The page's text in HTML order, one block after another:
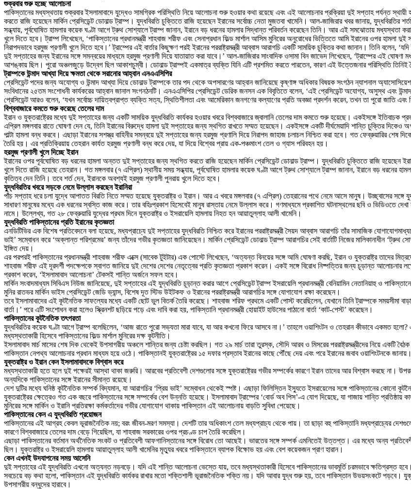
শুক্রবার শুরু হচ্ছে আলোচনা
পাকিস্তানের মধ্যস্থতায় শুক্রবার ইসলামাবাদে যুদ্ধেও সামগ্রিক পরিস্থিতি নিয়ে আলোচনা শুরু হওয়ার কথা রয়েছে এবং এই আলোচনার প্রক্রিয়া দুই সপ্তাহ পর্যন্ত
করতে রাজি হয়েছেন মার্কিন প্রেসিডেন্ট ডোনাল্ড ট্রাম্প। যুদ্ধবিরতি চুক্তিতে রাজি হয়েছেন ইরানের সর্বোচ্চ নেতা মুজতবা খামেনি। আল-জাজিরার খবর জানায়, যুদ্ধবিরতির
সন্ধ্যায়, পূর্বঘোষিত হামলার কয়েক ঘণ্টা আগে ট্রুথ সোশ্যালে ট্রাম্প জানান, ইরানে বড় ধরনের হামলার সিদ্ধান্ত পরিবর্তন করেছেন তিনি। আর এই সমঝোতায় মধ্যস্থতা
খুলে দিতে হবে। ট্রাম্প লিখেছেন, ‘পাকিস্তানের প্রধানমন্ত্রী শাহবাজ শরীফ এবং সেনাপ্রধান ফিল্ড মার্শাল আসিম মুনিরের অনুরোধের ভিত্তিতে আমি ইরানের ওপর
নিরাপদভাবে হরমুজ প্রণালী খুলে দিতে হবে।’ ট্রাম্পের এই বার্তার কিছুক্ষণ পরই ইরানের পররাষ্ট্রমন্ত্রী আব্বাস আরাগচি একটি সাময়িক চুক্তির কথা জানান। তিনি বলেন,
দুই সপ্তাহের জন্য ইরানের সঙ্গে সমন্বয়ের মাধ্যমে হরমুজ প্রণালী দিয়ে যাতায়াত করা যাবে।’ আল-জাজিরার সাংবাদিক ওসামা বিন জাভেদ লিখেছেন, ‘ট্রাম্পের এই ঘোষণা
আশঙ্কায় ছিল। পুরো অঞ্চলজুড়ে উদ্বেগ ছিল আকাশচুম্বী। ডোনাল্ড ট্রাম্পই একমাত্র ব্যক্তি যিনি এটি প্রশমিত করতে পারতেন, কারণ এই উত্তেজনার পরিস্থিতি তিনিই
ট্রাম্পকে উন্মাদ আখ্যা দিয়ে ক্ষমতা থেকে সরানোর আহ্বান এনএএসিপির
প্রেসিডেন্ট পদের জন্য অযোগ্য ও উন্মাদ আখ্যা দিয়ে ডোনাল্ড ট্রাম্পকে তার পদ থেকে অপসারণের আহ্বান জানিয়েছে কৃষ্ণাঙ্গ অধিকার বিষয়ক সংগঠন ন্যাশনাল
সংবিধানের ২৫তম সংশোধনী কার্যকরের আহ্বান জানাল সংগনঠনটি। এনএএসিপির প্রেসিডেন্ট ডেরিক জনসন এক বিবৃতিতে বলেন, ‘এই প্রেসিডেন্ট অযোগ্য, অসুস্থ
প্রেসিডেন্ট আরও বলেন, ‘যখন সর্বোচ্চ দায়িত্বপ্রাপ্ত ব্যক্তি সত্য, স্থিতিশীলতা এবং আমেরিকান জনগণের কল্যাণের প্রতি অবজ্ঞা প্রদর্শন করেন, তখন তা পুরো জাতি
বিশ্ববাজারে কমতে শুরু করেছে তেলের দাম
ইরান ও যুক্তরাষ্ট্রের মধ্যে দুই সপ্তাহের জন্য একটি সাময়িক যুদ্ধবিরতি কার্যকর হওয়ার খবরে বিশ্ববাজারে জ্বালানি তেলের দাম কমতে শুরু হয়েছে। একইসঙ্গে ইতিবাচক
এপ্রিল মঙ্গলবার রাতে ঘোষণা দেন যে, তিনি ইরানের বিরুদ্ধে হামলা দুই সপ্তাহের জন্য স্থগিত রাখতে সম্মত হয়েছেন। একইসঙ্গে একটি দীর্ঘমেয়াদি শান্তি চুক্তির
পাল্টা হামলা বন্ধ করবে। এছাড়া ইরানের সশস্ত্র বাহিনীর সমন্বয়ে দুই সপ্তাহের জন্য হরমুজ প্রণালি দিয়ে নিরাপদ জাহাজ চলাচল নিশ্চিত করা হবে। গত ফেব্রুয়ারির শেষ
তৈরি হয়। এর প্রতিক্রিয়ায় তেহরান কার্যত হরমুজ প্রণালী বন্ধ করে দেয়, যা দিয়ে বিশ্বের প্রায় এক-পঞ্চমাংশ তেল ও গ্যাস পরিবহন হয়।
হরমুজ প্রণালী খুলে দিচ্ছে ইরান
ইরানের ওপর পূর্বঘোষিত বড় ধরনের হামলা অন্তত দুই সপ্তাহের জন্য স্থগিত করতে রাজি হয়েছেন মার্কিন প্রেসিডেন্ট ডোনাল্ড ট্রাম্প। যুদ্ধবিরতি চুক্তিতে রাজি হয়েছেন
খুলে দিতে রাজি হয়েছে তেহরান। গত মঙ্গলবার (৭ এপ্রিল) স্থানীয় সময় সন্ধ্যায়, পূর্বঘোষিত হামলার কয়েক ঘণ্টা আগে ট্রুথ সোশ্যালে ট্রাম্প জানান, ইরানে বড় ধরনের
কৃতিত্ব দেন তিনি। তবে শর্ত দেন, ইরানকে অবশ্যই হরমুজ প্রণালী পুনরায় খুলে দিতে হবে।
যুদ্ধবিরতির খবরে সড়কে নেমে উল্লাস করছেন ইরানিরা
পাঁচ সপ্তাহ ধরে চলা যুদ্ধে আপাতত বিরতি নিতে সম্মত হয়েছে যুক্তরাষ্ট্র ও ইরান। আর এ খবরে মঙ্গলবার (৭ এপ্রিল) তেহরানের পথে নেমে আসে মানুষ। উচ্ছ্বাসের সঙ্গে
সাধারণ মানুষের মধ্যে এক ধরনের স্বস্তি কাজ করে। তার বহিঃপ্রকাশ হিসেবেই মানুষ রাস্তায় নেমে উল্লাস করে। গণমাধ্যমে প্রকাশিত ঘটনাস্থলের ছবি ও ভিডিওতে
নামে। উল্লেখ্য, গত ২৮ ফেব্রুয়ারি যুদ্ধের প্রথম দিনে যুক্তরাষ্ট্র ও ইসরায়েলি হামলায় নিহত হন আয়াতুল্লাহ আলী খামেনি।
যুদ্ধবিরতি পাকিস্তানের প্রতি ইরানের কৃতজ্ঞতা
এনডিটিভির এক বিশেষ প্রতিবেদনে বলা হয়েছে, মধ্যপ্রাচ্যে দুই সপ্তাহের যুদ্ধবিরতি নিশ্চিত করে ইরানের পররাষ্ট্রমন্ত্রী সৈয়দ আব্বাস আরাগচি তাঁর সামাজিক
ভাই’ সম্বোধন করে ‘অক্লান্ত পরিশ্রমের’ জন্য তাঁদের গভীর কৃতজ্ঞতা জানিয়েছেন। মার্কিন প্রেসিডেন্ট ডোনাল্ড ট্রাম্প আরাগচির সেই বার্তাটি নিজের মালিকানাধীন ‘ট্রুথ
ইঙ্গিত দেয়।
এর পরপরই পাকিস্তানের প্রধানমন্ত্রী শাহবাজ শরীফ এক্সে (সাবেক টুইটার) এক পোস্টে লিখেছেন, ‘অত্যন্ত বিনয়ের সঙ্গে আমি ঘোষণা করছি, ইরান ও যুক্তরাষ্ট্র তাদের
শাহবাজ শরীফ এই দূরদর্শী পদক্ষেপকে স্বাগত জানিয়ে দুই দেশের দেশের নেতৃত্বের প্রতি কৃতজ্ঞতা প্রকাশ করেন। একই সঙ্গে বিরোধ নিষ্পত্তির জন্য চূড়ান্ত আলোচনার
প্রকাশ করেন, ‘ইসলামাবাদ আলোচনা’ টেকসই শান্তি অর্জনে সফল হবে।
মার্কিন সংবাদমাধ্যম সিবিএস নিউজ জানিয়েছে, দুই সপ্তাহের এই যুদ্ধবিরতি চূড়ান্ত করার আগে প্রেসিডেন্ট ট্রাম্প ইসরায়েলি প্রধানমন্ত্রী বেনিয়ামিন নেতানিয়াহু ও
মুনির রাতভর মার্কিন ভাইস প্রেসিডেন্ট জেডি ভ্যান্স, বিশেষ দূত স্টিভ উইটকফ ও ইরানের পররাষ্ট্রমন্ত্রী আরাগচির সঙ্গে যোগাযোগ রক্ষা করেছেন।
তবে ইসলামাবাদের এই কূটনৈতিক সাফল্যের মধ্যে একটি ছোট ভুল বিতর্ক তৈরি করেছে। শাহবাজ শরিফ প্রথমে একটি পোস্ট করেছিলেন, যেখানে তিনি ট্রাম্পকে সময়সীমা
বার্তা।’ পরে এটি সংশোধন করা হলেও স্ক্রিনশট ছড়িয়ে পড়ে এবং দাবি করা হয়, পাকিস্তানি প্রধানমন্ত্রী হোয়াইট হাউসের পাঠানো বার্তা ‘কাট-পেস্ট’ করেছেন।
পাকিস্তানের কূটনৈতিক তৎপরতা
যুদ্ধবিরতির কয়েক ঘণ্টা আগে ট্রাম্প বলেছিলেন, ‘আজ রাতে পুরো সভ্যতা মারা যাবে, যা আর কখনো ফিরে আসবে না।’ তাহলে ওয়াশিংটন ও তেহরান কীভাবে একমত হলো? এর
মধ্যস্থতাকারী হিসেবে পাকিস্তানের ফিল্ড মার্শাল মুনিরের দক্ষ কূটনীতি।
ইসলামাবাদ মার্চ মাসের শেষ দিক থেকেই উপসাগরীয় অঞ্চলে শান্তির জন্য চেষ্টা করছিল। গত ২৯ মার্চ তারা তুরস্ক, সৌদি আরব ও মিসরের পররাষ্ট্রমন্ত্রীদের নিয়ে
পাকিস্তান নেপথ্য আলোচনার প্রধান মাধ্যম হয়ে ওঠে। পাকিস্তানই যুক্তরাষ্ট্রের ১৫ দফার প্রস্তাব ইরানের কাছে পৌঁছে দেয় এবং পরে ইরানের জবাব ওয়াশিংটনকে জানায়।
যুক্তরাষ্ট্র ও ইরান কেন ইসলামাবাদকে বিশ্বাস করে
মধ্যস্থতাকারী হতে হলে দুই পক্ষেরই আস্থা থাকা জরুরি। আরবের প্রতিবেশী দেশগুলোর সঙ্গে যুক্তরাষ্ট্রের গভীর সম্পর্কের কারণে ইরান তাদের আর বিশ্বাস করছে না।
অন্যদিকে পাকিস্তানের সঙ্গে ইরানের সীমান্ত রয়েছে।
দেশ দুটির মধ্যে ঘনিষ্ঠ কূটনৈতিক সম্পর্ক বিদ্যমান, যা আরাগচির ‘প্রিয় ভাই’ সম্বোধন থেকেই স্পষ্ট। এছাড়া ফিলিস্তিন ইস্যুতে ইসরায়েলের সঙ্গে পাকিস্তানের কোনো
যুক্তরাষ্ট্রের ক্ষেত্রেও গত এক বছরে পাকিস্তানের সঙ্গে সম্পর্কের বেশ উন্নতি হয়েছে। ইসলামাবাদ ট্রাম্পের ‘বোর্ড অব পিস’-এ যোগ দিয়েছে, যা গাজায় শান্তি
মুনিরের সঙ্গে মার্কিন ও ইরানি প্রতিরক্ষা কর্মকর্তাদের গভীর যোগাযোগ থাকায় পাকিস্তান এই আলোচনায় বাড়তি সুবিধা পেয়েছে।
পাকিস্তানের কেন এ যুদ্ধবিরতি প্রয়োজন
পাকিস্তানের এই আগ্রহ কেবল ভূরাজনৈতিক নয়; বরং জীবন-মরণ সমস্যা। দেশটি তার অধিকাংশ তেল মধ্যপ্রাচ্য থেকে পায়। তা ছাড়া বহু পাকিস্তানি মধ্যপ্রাচ্যের
কারণে বিশ্ববাজারে তেলের দাম বেড়ে গিয়েছিল, যা শাহবাজ সরকারের ওপর প্রচণ্ড চাপ তৈরি করেছিল।
এছাড়া পাকিস্তানের বর্তমান অর্থনৈতিক সংকট ও প্রতিবেশী আফগানিস্তানের সঙ্গে বিরোধ তো আছেই। ভারতের সঙ্গে সম্পর্ক এমনিতেই উত্তপ্ত। এর মধ্যে অন্য
ছিল। যুক্তরাষ্ট্র ও ইসরায়েলি হামলায় আয়াতুল্লাহ আলী খামেনির মৃত্যুর খবরে পাকিস্তানে ব্যাপক বিক্ষোভ হয় এবং বেশ কয়েকজন প্রাণ হারান।
কেন এখনই উদযাপনের সময় আসেনি
দুই সপ্তাহের এই যুদ্ধবিরতি এখনো অত্যন্ত নড়বড়ে। যদি এই শান্তি আলোচনা ভেস্তে যায়, তবে মধ্যস্থতাকারী হিসেবে পাকিস্তানের ভাবমূর্তি চরমভাবে ক্ষতিগ্রস্ত
সবচেয়ে বড় কথা হলো, পাকিস্তান এই যুদ্ধবিরতি কার্যকর রাখার মতো শক্তিশালী ভূরাজনৈতিক শক্তি নয়। যদি আবার যুদ্ধ শুরু হয়, তবে পাকিস্তান উভয়সংকটে পড়বে।
উপসাগরীয় বন্ধুদের হারাবে।